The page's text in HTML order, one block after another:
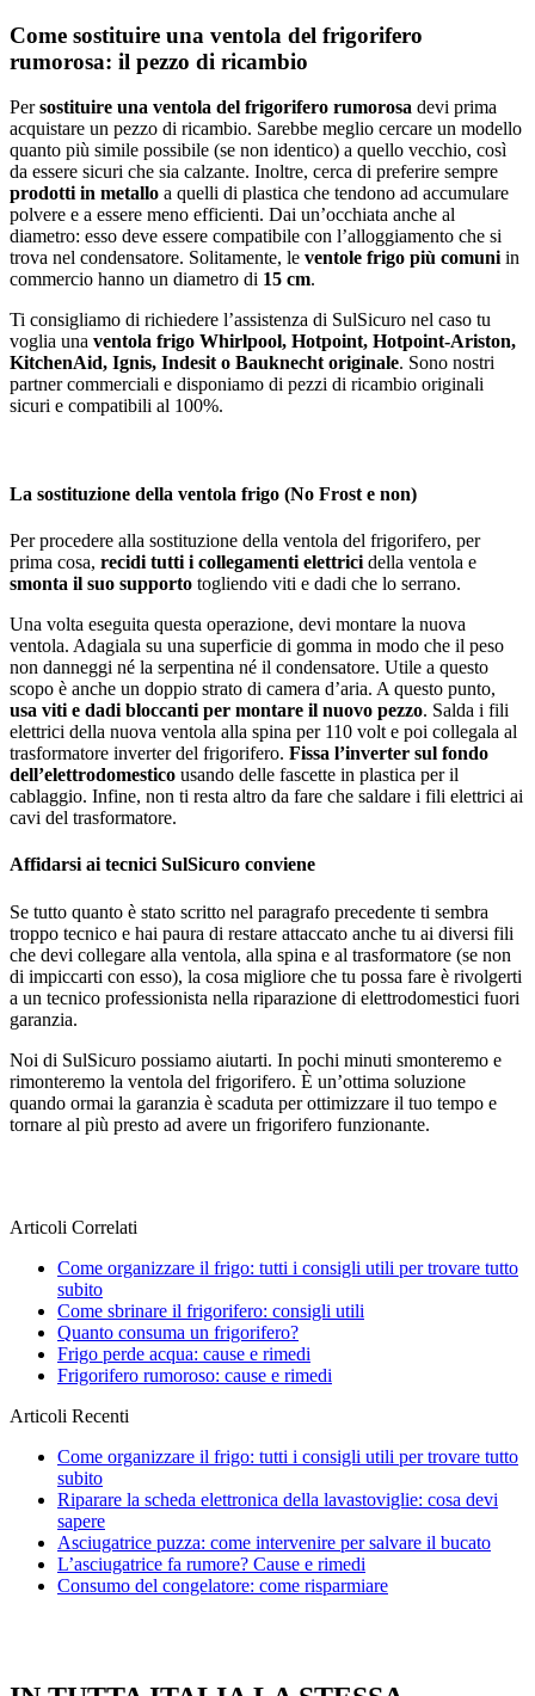
Come sostituire una ventola del frigorifero
rumorosa: il pezzo di ricambio
Persostituire una ventola del frigorifero rumorosa devi prima
acquistare un pezzo di ricambio. Sarebbe meglio cercare un modello
quanto più simile possibile (se non identico) a quello vecchio, così
da essere sicuri che sia calzante. Inoltre, cerca di preferire sempre
prodotti in metallo a quelli di plastica che tendono ad accumulare
polvere e a essere meno efficienti. Dai un’occhiata anche al
diametro: esso deve essere compatibile con l’alloggiamento che si
trova nel condensatore. Solitamente, le ventole frigo più comuniin
commercio hanno un diametro di 15 cm.
Ti consigliamo di richiedere l’assistenza di SulSicuro nel caso tu
voglia una ventola frigo Whirlpool, Hotpoint, Hotpoint-Ariston,
KitchenAid, Ignis, Indesit o Bauknecht originale. Sono nostri
partner commerciali e disponiamo di pezzi di ricambio originali
sicuri e compatibili al 100%.
La sostituzione della ventola frigo (No Frost e non)
Per procedere alla sostituzione della ventola del frigorifero, per
prima cosa, recidi tutti i collegamenti elettrici della ventola e
smonta il suo supporto togliendo viti e dadi che lo serrano.
Una volta eseguita questa operazione, devi montare la nuova
ventola. Adagiala su una superficie di gomma in modo che il peso
non danneggi né la serpentina né il condensatore. Utile a questo
scopo è anche un doppio strato di camera d’aria. A questo punto,
usa viti e dadi bloccanti per montare il nuovo pezzo. Salda i fili
elettrici della nuova ventola alla spina per 110 volt e poi collegala al
trasformatore inverter del frigorifero. Fissa l’inverter sul fondo
dell’elettrodomestico usando delle fascette in plastica per il
cablaggio. Infine, non ti resta altro da fare che saldare i fili elettrici ai
cavi del trasformatore.
Affidarsi ai tecnici SulSicuro conviene
Se tutto quanto è stato scritto nel paragrafo precedente ti sembra
troppo tecnico e hai paura di restare attaccato anche tu ai diversi fili
che devi collegare alla ventola, alla spina e al trasformatore (se non
di impiccarti con esso), la cosa migliore che tu possa fare è rivolgerti
a un tecnico professionista nella riparazione di elettrodomestici fuori
garanzia.
Noi di SulSicuro possiamo aiutarti. In pochi minuti smonteremo e
rimonteremo la ventola del frigorifero. È un’ottima soluzione
quando ormai la garanzia è scaduta per ottimizzare il tuo tempo e
tornare al più presto ad avere un frigorifero funzionante.
Articoli Correlati
Come organizzare il frigo: tutti i consigli utili per trovare tutto
subito
Come sbrinare il frigorifero: consigli utili
Quanto consuma un frigorifero?
Frigo perde acqua: cause e rimedi
Frigorifero rumoroso: cause e rimedi
Articoli Recenti
Come organizzare il frigo: tutti i consigli utili per trovare tutto
subito
Riparare la scheda elettronica della lavastoviglie: cosa devi
sapere
Asciugatrice puzza: come intervenire per salvare il bucato
L’asciugatrice fa rumore? Cause e rimedi
Consumo del congelatore: come risparmiare